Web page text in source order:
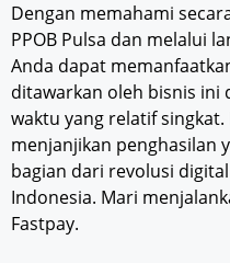
Dengan memahami
PPOB Pulsa dan melalui
Anda dapat
ditawarkan oleh bisnis ini
waktu yang relatif singkat.
menjanjikan penghasilan
bagian dari revolusi
Indonesia. Mari
Fastpay.